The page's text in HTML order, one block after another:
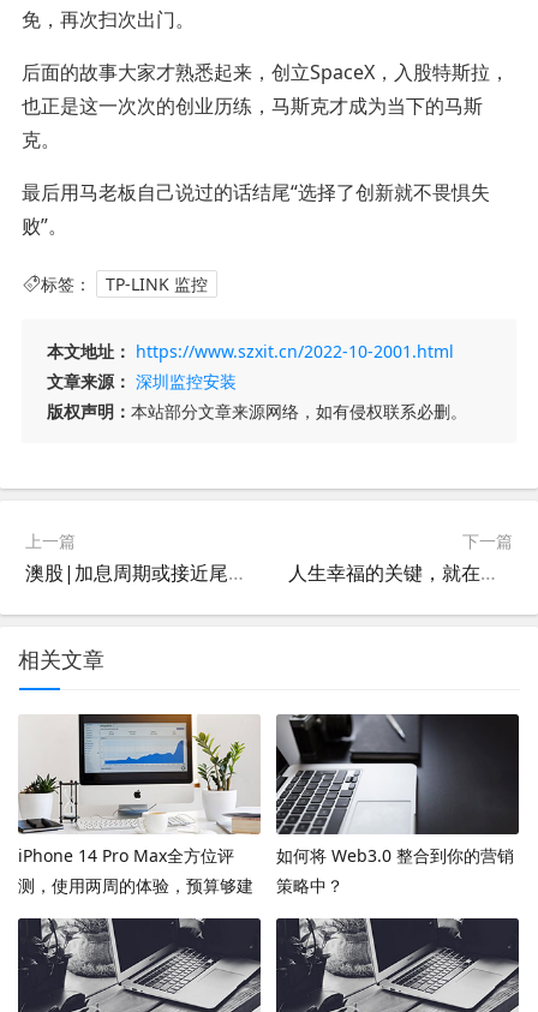
免，再次扫次出门。
后面的故事大家才熟悉起来，创立SpaceX，入股特斯拉，
也正是这一次次的创业历练，马斯克才成为当下的马斯
克。
最后用马老板自己说过的话结尾“选择了创新就不畏惧失
败”。
标签： TP-LINK 监控
本文地址： https://www.szxit.cn/2022-10-2001.html
文章来源： 深圳监控安装
版权声明： 本站部分文章来源网络，如有侵权联系必删。
上一篇
澳股|加息周期或接近尾声澳指连续反弹 金融股呈现强势Link跃升近7%
下一篇
人生幸福的关键，就在这4点
相关文章
iPhone 14 Pro Max全方位评
测，使用两周的体验，预算够建
议上max
如何将 Web3.0 整合到你的营销
策略中？